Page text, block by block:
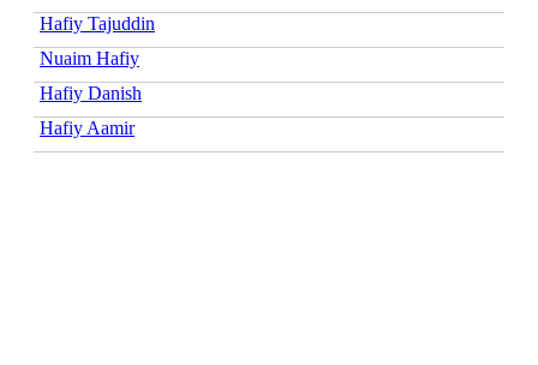
Hafiy Tajuddin
Nuaim Hafiy
Hafiy Danish
Hafiy Aamir